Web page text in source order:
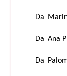
Da.
Da. Ana
Da.